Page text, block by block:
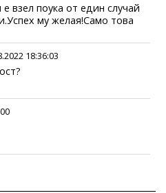
взел поука от един случай
му желая!Само това
18:36:03